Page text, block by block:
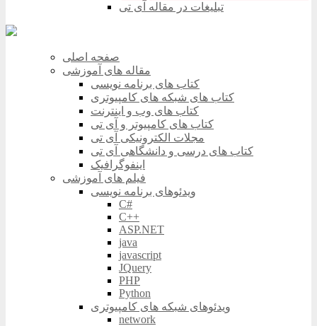
تبلیغات در مقاله آی تی
صفحه اصلی
مقاله های آموزشی
کتاب های برنامه نویسی
کتاب های شبکه های کامپیوتری
کتاب های وب و اینترنت
کتاب های کامپیوتر و آی تی
مجلات الکترونیکی آی تی
کتاب های درسی و دانشگاهی آی تی
اینفوگرافیک
فیلم های آموزشی
ویدئوهای برنامه نویسی
C#
C++
ASP.NET
java
javascript
JQuery
PHP
Python
ویدئوهای شبکه های کامپیوتری
network